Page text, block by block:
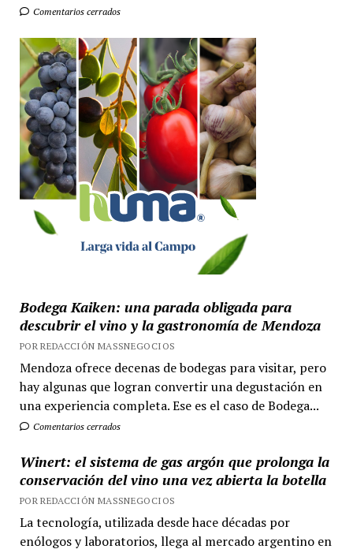
Comentarios cerrados
Bodega Kaiken: una parada obligada para
descubrir el vino y la gastronomía de Mendoza
POR REDACCIÓN MASSNEGOCIOS
Mendoza ofrece decenas de bodegas para visitar, pero
hay algunas que logran convertir una degustación en
una experiencia completa. Ese es el caso de Bodega...
Comentarios cerrados
Winert: el sistema de gas argón que prolonga la
conservación del vino una vez abierta la botella
POR REDACCIÓN MASSNEGOCIOS
La tecnología, utilizada desde hace décadas por
enólogos y laboratorios, llega al mercado argentino en